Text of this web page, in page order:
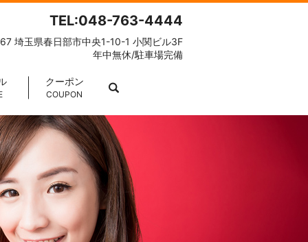
TEL:048-763-4444
埼玉県春日部市中央1-10-1 小関ビル3F
年中無休/駐車場完備
クーポン
COUPON